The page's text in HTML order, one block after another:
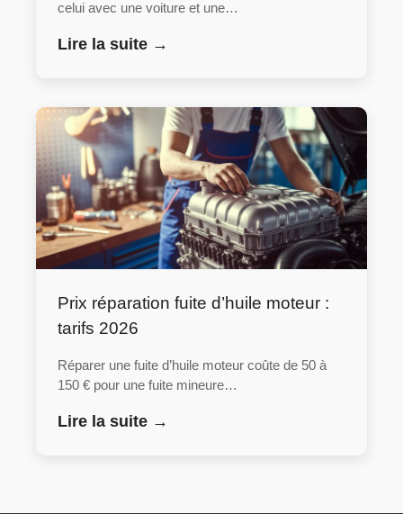
celui avec une voiture et une…
Lire la suite →
Prix réparation fuite d’huile moteur :
tarifs 2026
Réparer une fuite d’huile moteur coûte de 50 à
150 € pour une fuite mineure…
Lire la suite →